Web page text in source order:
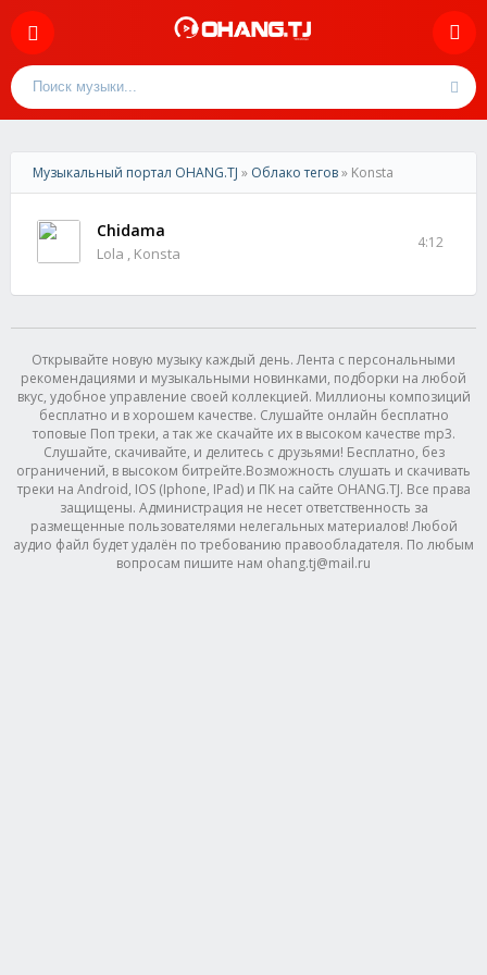
Музыкальный портал OHANG.TJ » Облако тегов» Konsta
Chidama
Lola , Konsta
4:12
Открывайте новую музыку каждый день. Лента с персональными
рекомендациями и музыкальными новинками, подборки на любой
вкус, удобное управление своей коллекцией. Миллионы композиций
бесплатно и в хорошем качестве. Слушайте онлайн бесплатно
топовые Поп треки, а так же скачайте их в высоком качестве mp3.
Слушайте, скачивайте, и делитесь с друзьями! Бесплатно, без
ограничений, в высоком битрейте.Возможность слушать и скачивать
треки на Android, IOS (Iphone, IPad) и ПК на сайте OHANG.TJ. Все права
защищены. Администрация не несет ответственность за
размещенные пользователями нелегальных материалов! Любой
аудио файл будет удалён по требованию правообладателя. По любым
вопросам пишите нам ohang.tj@mail.ru